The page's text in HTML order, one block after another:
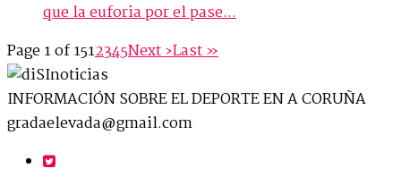
que la euforia por el pase...
Page 1 of 1512345Next ›Last »
INFORMACIÓN SOBRE EL DEPORTE EN A CORUÑA
gradaelevada@gmail.com